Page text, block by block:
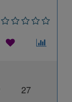
27